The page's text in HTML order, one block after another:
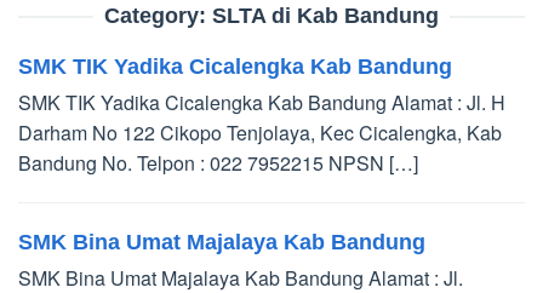
Category: SLTA di Kab Bandung
SMK TIK Yadika Cicalengka Kab Bandung
SMK TIK Yadika Cicalengka Kab Bandung Alamat : Jl. H
Darham No 122 Cikopo Tenjolaya, Kec Cicalengka, Kab
Bandung No. Telpon : 022 7952215 NPSN […]
SMK Bina Umat Majalaya Kab Bandung
SMK Bina Umat Majalaya Kab Bandung Alamat : Jl.